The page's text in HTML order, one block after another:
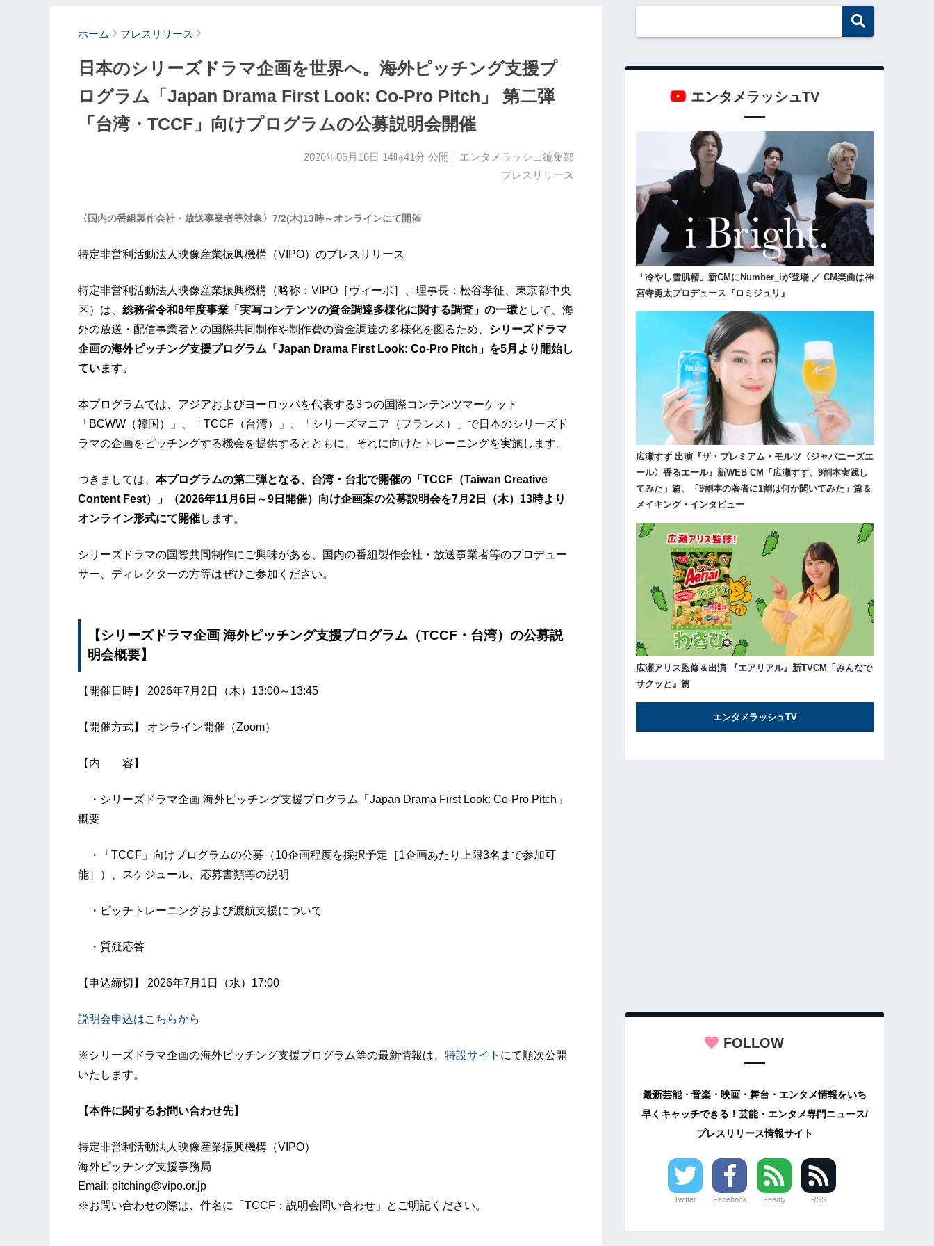
ホーム プレスリリース
日本のシリーズドラマ企画を世界へ。海外ピッチング支援プ
ログラム「Japan Drama First Look: Co-Pro Pitch」 第二弾
「台湾・TCCF」向けプログラムの公募説明会開催
2026年06月16日 14時41分 公開｜エンタメラッシュ編集部
プレスリリース
〈国内の番組製作会社・放送事業者等対象〉7/2(木)13時～オンラインにて開催
特定非営利活動法人映像産業振興機構（VIPO）のプレスリリース
特定非営利活動法人映像産業振興機構（略称：VIPO［ヴィーポ］、理事長：松谷孝征、東京都中央
区）は、 総務省令和8年度事業「実写コンテンツの資金調達多様化に関する調査」の一環として、海
外の放送・配信事業者との国際共同制作や制作費の資金調達の多様化を図るため、 シリーズドラマ
企画の海外ピッチング支援プログラム「Japan Drama First Look: Co-Pro Pitch」を5月より開始し
ています。
本プログラムでは、アジアおよびヨーロッパを代表する3つの国際コンテンツマーケット
「BCWW（韓国）」、「TCCF（台湾）」、「シリーズマニア（フランス）」で日本のシリーズド
ラマの企画をピッチングする機会を提供するとともに、それに向けたトレーニングを実施します。
つきましては、 本プログラムの第二弾となる、台湾・台北で開催の「TCCF（Taiwan Creative
Content Fest）」（2026年11月6日～9日開催）向け企画案の公募説明会を7月2日（木）13時より
オンライン形式にて開催します。
シリーズドラマの国際共同制作にご興味がある、国内の番組製作会社・放送事業者等のプロデュー
サー、ディレクターの方等はぜひご参加ください。
【シリーズドラマ企画 海外ピッチング支援プログラム（TCCF・台湾）の公募説
明会概要】
【開催日時】 2026年7月2日（木）13:00～13:45
【開催方式】 オンライン開催（Zoom）
【内 容】
・シリーズドラマ企画 海外ピッチング支援プログラム「Japan Drama First Look: Co-Pro Pitch」
概要
・「TCCF」向けプログラムの公募（10企画程度を採択予定［1企画あたり上限3名まで参加可
能］）、スケジュール、応募書類等の説明
・ピッチトレーニングおよび渡航支援について
・質疑応答
【申込締切】 2026年7月1日（水）17:00
説明会申込はこちらから
※シリーズドラマ企画の海外ピッチング支援プログラム等の最新情報は、 特設サイト にて順次公開
いたします。
【本件に関するお問い合わせ先】
特定非営利活動法人映像産業振興機構（VIPO）
海外ピッチング支援事務局
Email: pitching@vipo.or.jp
※お問い合わせの際は、件名に「TCCF：説明会問い合わせ」とご明記ください。
エンタメラッシュTV
「冷やし雪肌精」新CMにNumber_iが登場 ／ CM楽曲は神
宮寺勇太プロデュース『ロミジュリ』
広瀬すず 出演『ザ・プレミアム・モルツ〈ジャパニーズエ
ール〉香るエール』新WEB CM「広瀬すず、9割本実践し
てみた」篇、「9割本の著者に1割は何か聞いてみた」篇＆
メイキング・インタビュー
広瀬アリス監修＆出演 『エアリアル』新TVCM「みんなで
サクッと』篇
エンタメラッシュTV
FOLLOW
最新芸能・音楽・映画・舞台・エンタメ情報をいち
早くキャッチできる！芸能・エンタメ専門ニュース/
プレスリリース情報サイト
Twitter Facebook Feedly RSS